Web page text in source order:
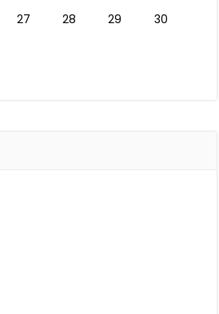
27 28 29
30